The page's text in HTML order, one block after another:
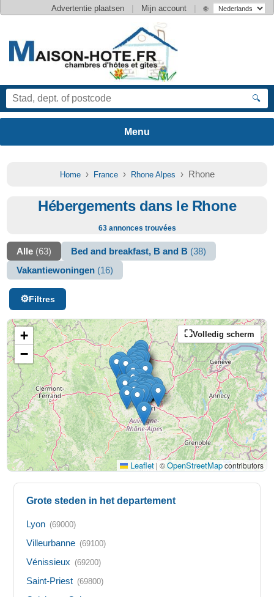
Advertentie plaatsen | Mijn account | 🌐
🔍
Home› France› Rhone Alpes › Rhone
Hébergements dans le Rhone
63 annonces trouvées
Alle (63) Bed and breakfast, B and B (38)
Vakantiewoningen (16)
Filtres
Volledig scherm
+
−
Leaflet | ©OpenStreetMapcontributors
Grote steden in het departement
Lyon (69000)
Villeurbanne (69100)
Vénissieux (69200)
Saint-Priest (69800)